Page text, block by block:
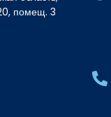
помещ. 3